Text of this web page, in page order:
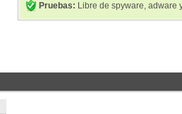
Pruebas: Libre de spyware, adware